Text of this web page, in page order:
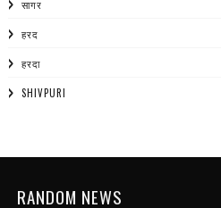
सागर
हरद
हरदा
SHIVPURI
RANDOM NEWS